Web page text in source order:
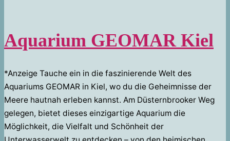
Aquarium GEOMAR Kiel
*Anzeige Tauche ein in die faszinierende Welt des
Aquariums GEOMAR in Kiel, wo du die Geheimnisse der
Meere hautnah erleben kannst. Am Düsternbrooker Weg
gelegen, bietet dieses einzigartige Aquarium die
Möglichkeit, die Vielfalt und Schönheit der